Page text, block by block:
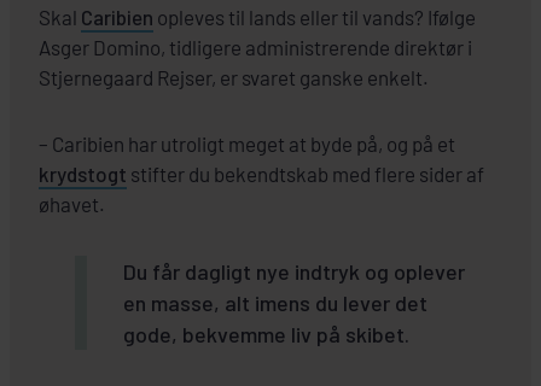
Skal Caribien opleves til lands eller til vands? Ifølge
Asger Domino, tidligere administrerende direktør i
Stjernegaard Rejser, er svaret ganske enkelt.
– Caribien har utroligt meget at byde på, og på et
krydstogt stifter du bekendtskab med flere sider af
øhavet.
Du får dagligt nye indtryk og oplever
en masse, alt imens du lever det
gode, bekvemme liv på skibet.